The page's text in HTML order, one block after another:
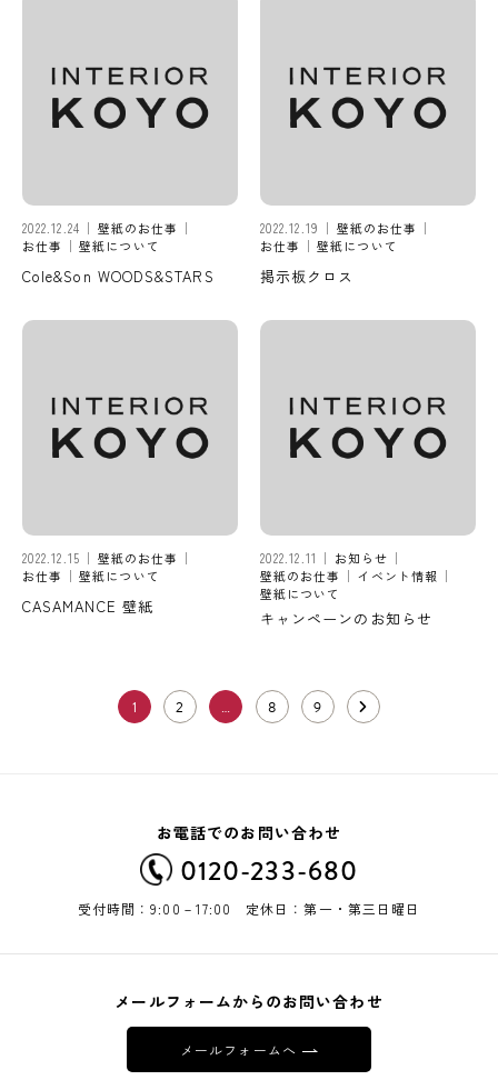
2022.12.24
壁紙のお仕事
お仕事
壁紙について
Cole&Son WOODS&STARS
2022.12.19
壁紙のお仕事
お仕事
壁紙について
掲示板クロス
2022.12.15
壁紙のお仕事
お仕事
壁紙について
CASAMANCE 壁紙
2022.12.11
お知らせ
壁紙のお仕事
イベント情報
壁紙について
キャンペーンのお知らせ
1 2 … 8 9
お電話でのお問い合わせ
0120-233-680
受付時間：9:00－17:00 定休日：第一・第三日曜日
メールフォームからのお問い合わせ
メールフォームへ